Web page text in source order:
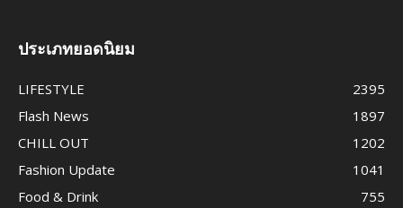
ประเภทยอดนิยม
LIFESTYLE
2395
Flash News
1897
CHILL OUT
1202
Fashion Update
1041
Food & Drink
755